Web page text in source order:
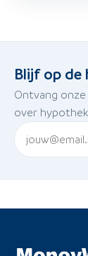
Blijf op de
Ontvang
over